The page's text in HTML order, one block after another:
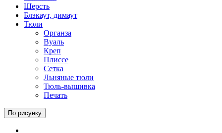
Шерсть
Блэкаут, димаут
Тюли
Органза
Вуаль
Креп
Плиссе
Сетка
Льняные тюли
Тюль-вышивка
Печать
По рисунку